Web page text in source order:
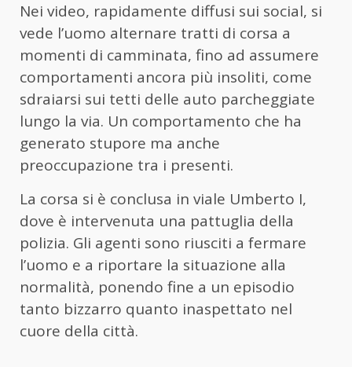
Nei video, rapidamente diffusi sui social, si
vede l’uomo alternare tratti di corsa a
momenti di camminata, fino ad assumere
comportamenti ancora più insoliti, come
sdraiarsi sui tetti delle auto parcheggiate
lungo la via. Un comportamento che ha
generato stupore ma anche
preoccupazione tra i presenti.
La corsa si è conclusa in viale Umberto I,
dove è intervenuta una pattuglia della
polizia. Gli agenti sono riusciti a fermare
l’uomo e a riportare la situazione alla
normalità, ponendo fine a un episodio
tanto bizzarro quanto inaspettato nel
cuore della città.